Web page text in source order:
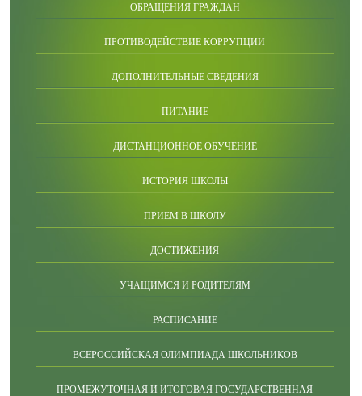
ОБРАЩЕНИЯ ГРАЖДАН
ПРОТИВОДЕЙСТВИЕ КОРРУПЦИИ
ДОПОЛНИТЕЛЬНЫЕ СВЕДЕНИЯ
ПИТАНИЕ
ДИСТАНЦИОННОЕ ОБУЧЕНИЕ
ИСТОРИЯ ШКОЛЫ
ПРИЕМ В ШКОЛУ
ДОСТИЖЕНИЯ
УЧАЩИМСЯ И РОДИТЕЛЯМ
РАСПИСАНИЕ
ВСЕРОССИЙСКАЯ ОЛИМПИАДА ШКОЛЬНИКОВ
ПРОМЕЖУТОЧНАЯ И ИТОГОВАЯ ГОСУДАРСТВЕННАЯ